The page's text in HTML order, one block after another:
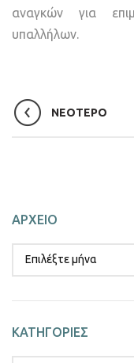
αναγκών για
υπαλλήλων.
ΝΕΟΤΕΡΟ
ΑΡΧΕΙΟ
ΚΑΤΗΓΟΡΙΕΣ